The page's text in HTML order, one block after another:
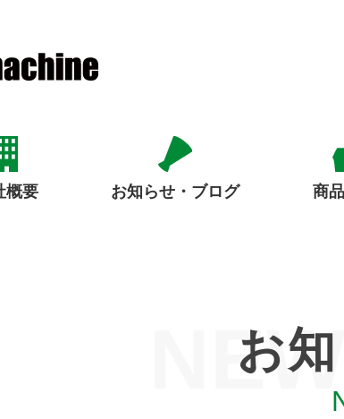
概要 お知らせ・ブログ 商
お